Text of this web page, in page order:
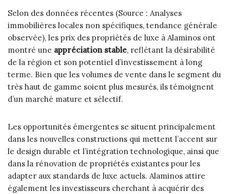
Selon des données récentes (Source : Analyses
immobilières locales non spécifiques, tendance générale
observée), les prix des propriétés de luxe à Alaminos ont
montré une appréciation stable, reflétant la désirabilité
de la région et son potentiel d’investissement à long
terme. Bien que les volumes de vente dans le segment du
très haut de gamme soient plus mesurés, ils témoignent
d’un marché mature et sélectif.
Les opportunités émergentes se situent principalement
dans les nouvelles constructions qui mettent l’accent sur
le design durable et l’intégration technologique, ainsi que
dans la rénovation de propriétés existantes pour les
adapter aux standards de luxe actuels. Alaminos attire
également les investisseurs cherchant à acquérir des